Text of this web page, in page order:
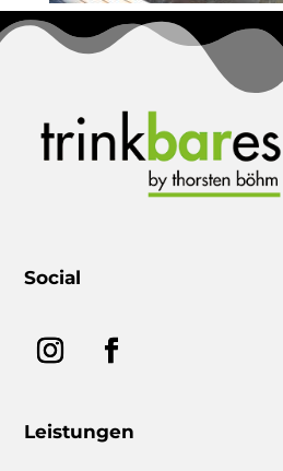
Social
Leistungen